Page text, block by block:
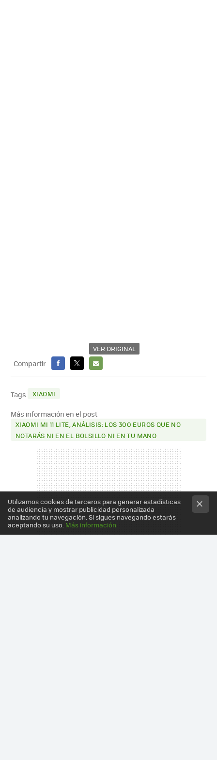
VER ORIGINAL
Compartir
FACEBOOK
X
E-
Tags XIAOMI
Más información en el post
XIAOMI MI 11 LITE, ANÁLISIS: LOS 300 EUROS QUE NO
NOTARÁS NI EN EL BOLSILLO NI EN TU MANO
Utilizamos cookies de terceros para generar estadísticas
de audiencia y mostrar publicidad personalizada
analizando tu navegación. Si sigues navegando estarás
aceptando su uso. Más información